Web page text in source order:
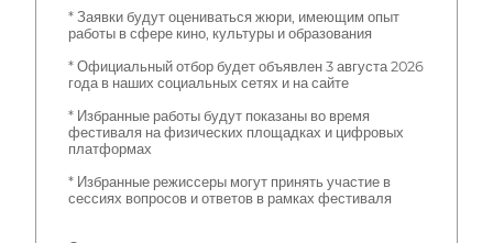
* Заявки будут оцениваться жюри, имеющим опыт
работы в сфере кино, культуры и образования
* Официальный отбор будет объявлен 3 августа 2026
года в наших социальных сетях и на сайте
* Избранные работы будут показаны во время
фестиваля на физических площадках и цифровых
платформах
* Избранные режиссеры могут принять участие в
сессиях вопросов и ответов в рамках фестиваля